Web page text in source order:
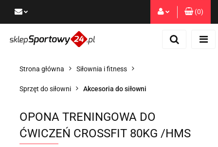
Dodaj zgłoszenie
(0)
Strona główna Siłownia i fitness
Sprzęt do siłowni Akcesoria do siłowni
OPONA TRENINGOWA DO
ĆWICZEŃ CROSSFIT 80KG /HMS